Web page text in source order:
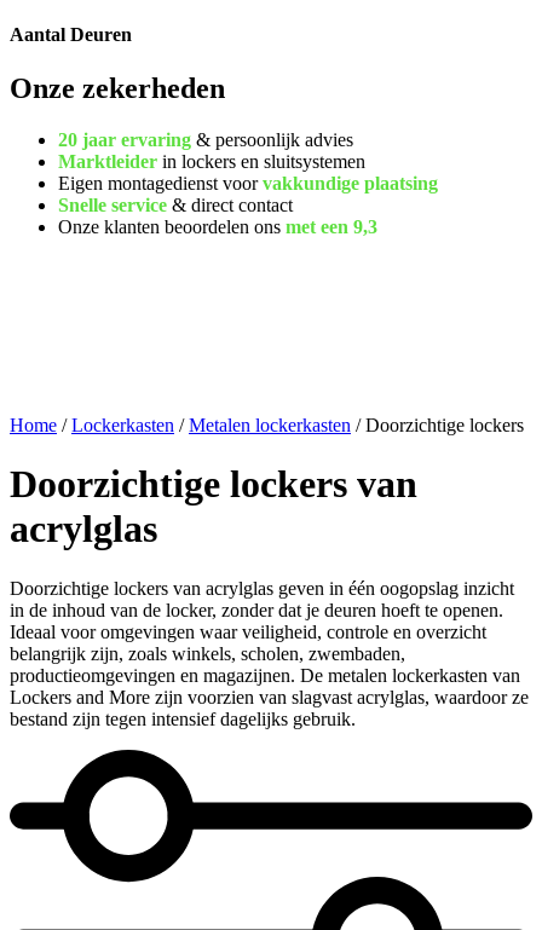
Aantal Deuren
Onze zekerheden
20 jaar ervaring & persoonlijk advies
Marktleider in lockers en sluitsystemen
Eigen montagedienst voorvakkundige plaatsing
Snelle service & direct contact
Onze klanten beoordelen ons met een 9,3
Home /Lockerkasten /Metalen lockerkasten / Doorzichtige lockers
Doorzichtige lockers van
acrylglas
Doorzichtige lockers van acrylglas geven in één oogopslag inzicht
in de inhoud van de locker, zonder dat je deuren hoeft te openen.
Ideaal voor omgevingen waar veiligheid, controle en overzicht
belangrijk zijn, zoals winkels, scholen, zwembaden,
productieomgevingen en magazijnen. De metalen lockerkasten van
Lockers and More zijn voorzien van slagvast acrylglas, waardoor ze
bestand zijn tegen intensief dagelijks gebruik.